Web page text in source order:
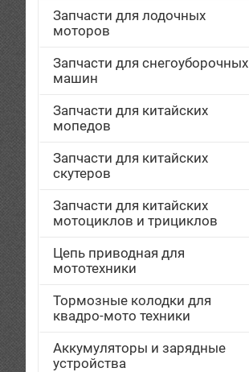
Запчасти для лодочных
моторов
Запчасти для снегоуборочных
машин
Запчасти для китайских
мопедов
Запчасти для китайских
скутеров
Запчасти для китайских
мотоциклов и трициклов
Цепь приводная для
мототехники
Тормозные колодки для
квадро-мото техники
Аккумуляторы и зарядные
устройства